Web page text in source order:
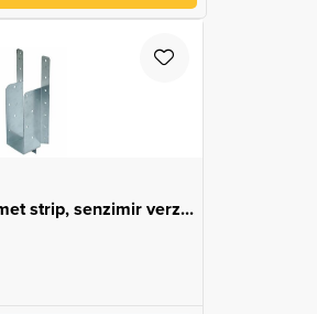
strip, senzimir verz...